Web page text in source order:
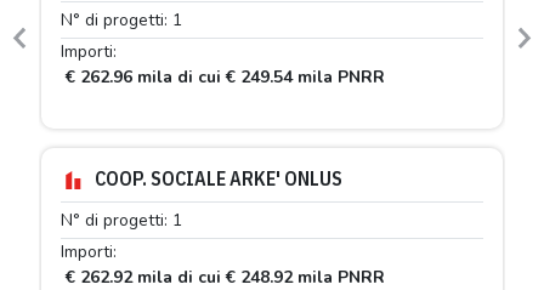
N° di progetti: 1
Importi:
€ 262.96 mila di cui € 249.54 mila PNRR
COOP. SOCIALE ARKE' ONLUS
N° di progetti: 1
Importi:
€ 262.92 mila di cui € 248.92 mila PNRR
Previous